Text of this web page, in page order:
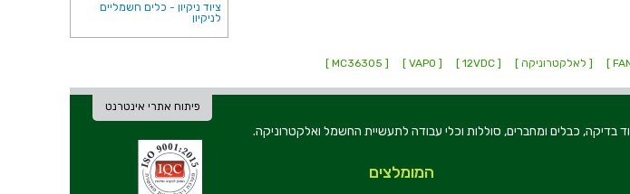
ציוד ניקיון - כלים חשמליים
לניקיון
[ לאלקטרוניקה ] [ 12VDC ]
[ VAPO ]
[ MC36305 ]
פיתוח אתרי אינטרנט
יבוא ושיווק רכיבים, ציוד בדיקה, כבלים ומחברים, סוללות וכלי עבודה לתעשיית החשמל ואלקטרוניקה.
המומלצים